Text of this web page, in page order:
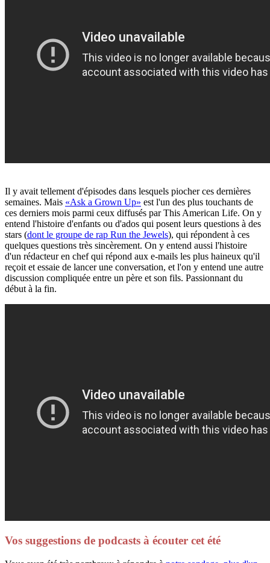
Il y avait tellement d'épisodes dans lesquels piocher ces dernières
semaines. Mais «Ask a Grown Up» est l'un des plus touchants de
ces derniers mois parmi ceux diffusés par This American Life. On y
entend l'histoire d'enfants ou d'ados qui posent leurs questions à des
stars (dont le groupe de rap Run the Jewels), qui répondent à ces
quelques questions très sincèrement. On y entend aussi l'histoire
d'un rédacteur en chef qui répond aux e-mails les plus haineux qu'il
reçoit et essaie de lancer une conversation, et l'on y entend une autre
discussion compliquée entre un père et son fils. Passionnant du
début à la fin.
Vos suggestions de podcasts à écouter cet été